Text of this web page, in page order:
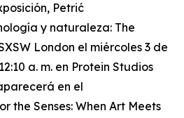
Petrić
y naturaleza: The
London el miércoles 3 de
a. m. en Protein Studios
en el
the Senses: When Art Meets